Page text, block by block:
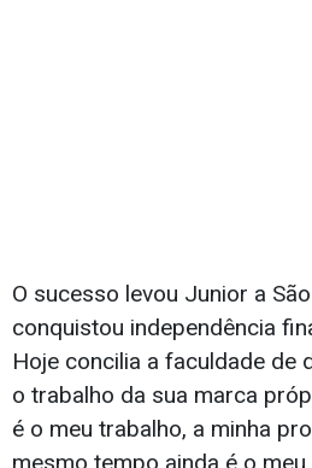
O sucesso levou Junior a
conquistou independência
Hoje concilia a faculdade de
o trabalho da sua marca
é o meu trabalho, a minha